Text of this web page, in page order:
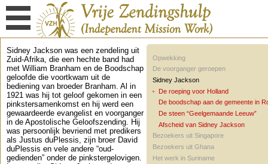
Opwekking
De voorganger geroepen
Sidney Jackson
De roeping voor Holland
De boodschap aan de gemeente in
De steen “Geelgemaande Leeuw”
Afscheid van Sidney Jackson
Bezoekers uit Singapore
Bezoekers uit Ghana
Het werk in Suriname
Sidney Jackson was een zendeling uit
Zuid-Afrika, die een hechte band had
met William Branham en de Boodschap
geloofde die voortkwam uit de
bediening van broeder Branham. Al in
1921 was hij tot geloof gekomen in een
pinkstersamenkomst en hij werd een
gewaardeerde evangelist en voorganger
in de Apostolische Geloofszending. Hij
was persoonlijk bevriend met predikers
als Justus duPlessis, zijn broer David
duPlessis en vele andere “oud-
gedienden” onder de pinkstergelovigen.